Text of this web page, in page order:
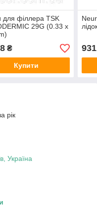
для філлера TSK
29G (0.33 х
₴
Купити
рік
Україна